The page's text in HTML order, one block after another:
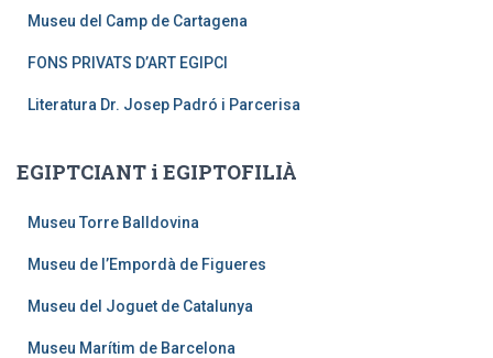
Museu del Camp de Cartagena
FONS PRIVATS D’ART EGIPCI
Literatura Dr. Josep Padró i Parcerisa
EGIPTCIANT i EGIPTOFILIÀ
Museu Torre Balldovina
Museu de l’Empordà de Figueres
Museu del Joguet de Catalunya
Museu Marítim de Barcelona